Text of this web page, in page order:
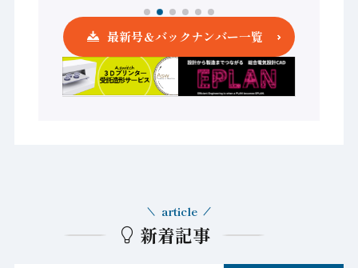
最新号＆バックナンバー一覧
新着記事
article